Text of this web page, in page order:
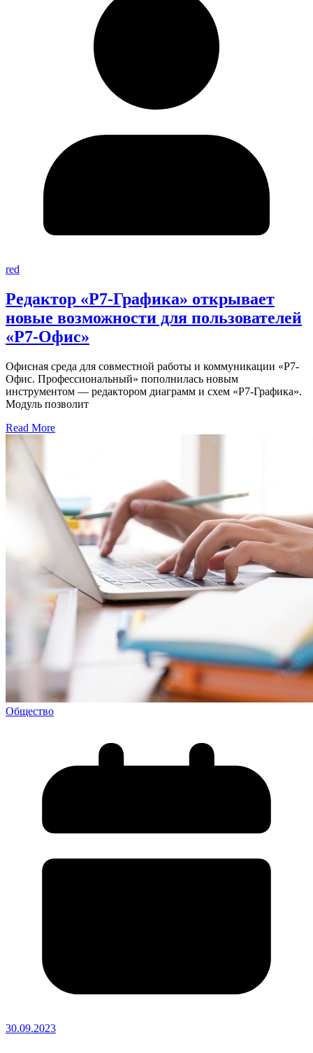
red
Редактор «Р7-Графика» открывает
новые возможности для пользователей
«Р7-Офис»
Офисная среда для совместной работы и коммуникации «Р7-
Офис. Профессиональный» пополнилась новым
инструментом — редактором диаграмм и схем «Р7-Графика».
Модуль позволит
Read More
Общество
30.09.2023